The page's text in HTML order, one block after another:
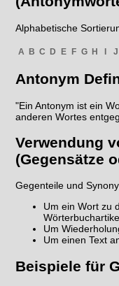
Alphabetische
A B C D E F G H I J
Antonym
"Ein Antonym ist ein
anderen Wortes
Verwendung
(Gegensätze
Gegenteile und
Um ein Wort zu
Um
Um einen Text
Beispiele für